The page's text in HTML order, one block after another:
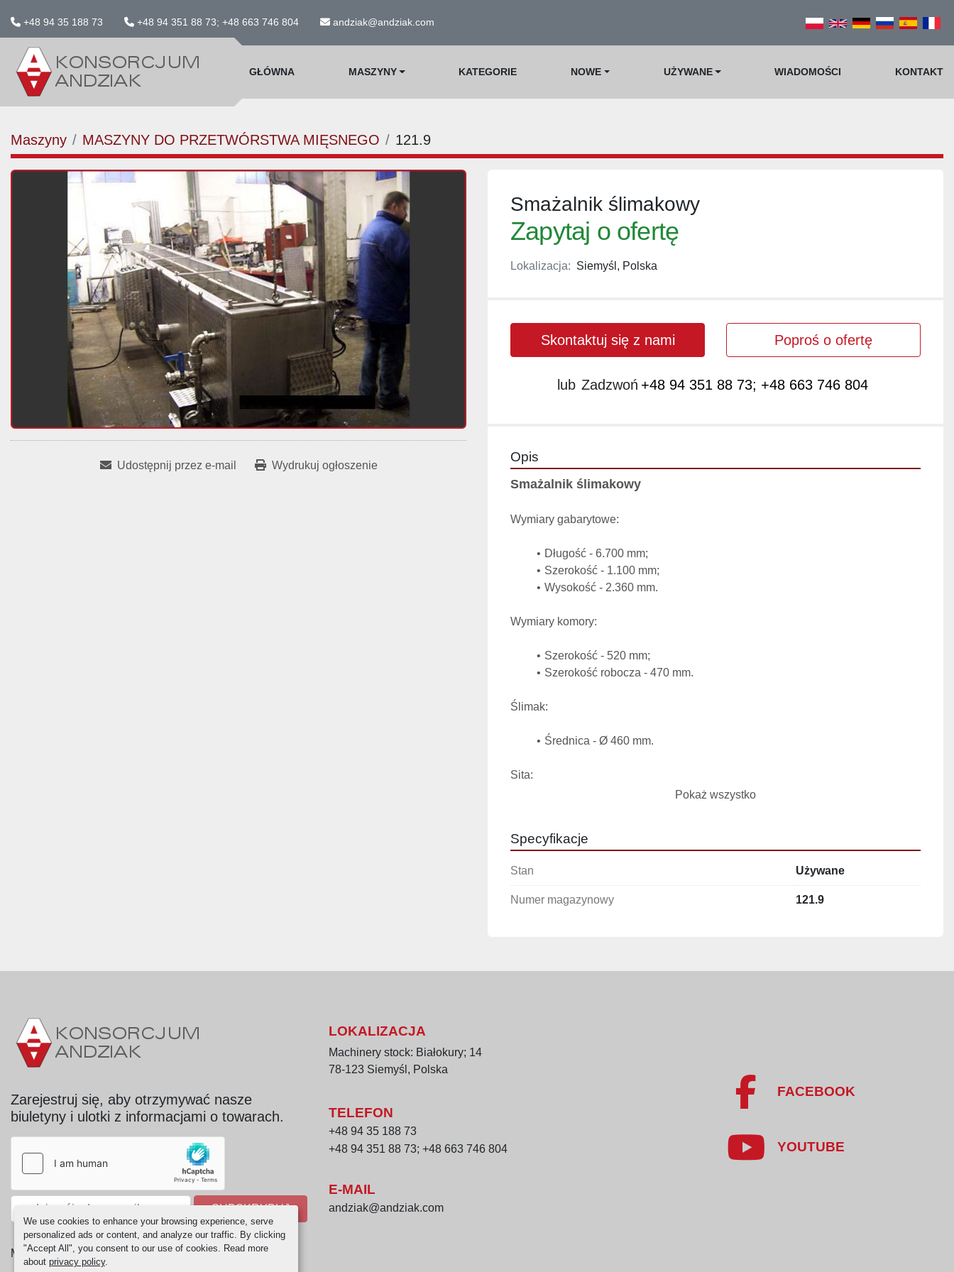
We use cookies to enhance your browsing experience, serve
personalized ads or content, and analyze our traffic. By clicking
"Accept All", you consent to our use of cookies. Read more
about privacy policy.
+48 94 35 188 73 +48 94 351 88 73; +48 663 746 804 andziak@andziak.com
GŁÓWNA MASZYNY KATEGORIE NOWE UŻYWANE WIADOMOŚCI KONTAKT
Maszyny MASZYNY DO PRZETWÓRSTWA MIĘSNEGO 121.9
Udostępnij przez e-mail Wydrukuj ogłoszenie
Smażalnik ślimakowy
Zapytaj o ofertę
Lokalizacja: Siemyśl, Polska
Skontaktuj się z nami Poproś o ofertę
lub Zadzwoń +48 94 351 88 73; +48 663 746 804
Opis
Smażalnik ślimakowy
Wymiary gabarytowe:
Długość - 6.700 mm;
Szerokość - 1.100 mm;
Wysokość - 2.360 mm.
Wymiary komory:
Szerokość - 520 mm;
Szerokość robocza - 470 mm.
Ślimak:
Średnica - Ø 460 mm.
Sita:
Dane techniczne:
Pokaż wszystko
Specyfikacje
Stan Używane
Numer magazynowy 121.9
Zarejestruj się, aby otrzymywać nasze
biuletyny i ulotki z informacjami o towarach.
SUBSKRYBUJ
LOKALIZACJA
Machinery stock: Białokury; 14
78-123 Siemyśl, Polska
TELEFON
+48 94 35 188 73
+48 94 351 88 73; +48 663 746 804
E-MAIL
andziak@andziak.com
FACEBOOK
YOUTUBE
Manage Cookies